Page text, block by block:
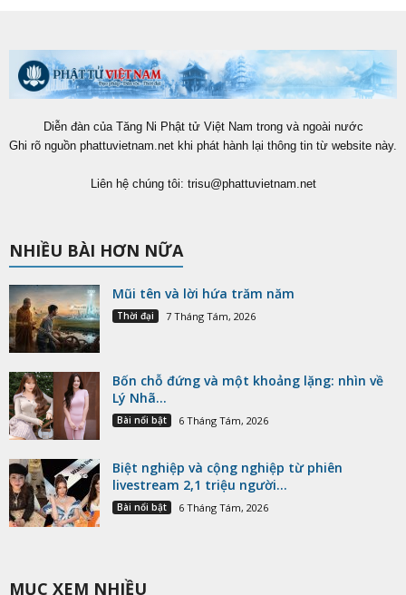
Diễn đàn của Tăng Ni Phật tử Việt Nam trong và ngoài nước
Ghi rõ nguồn phattuvietnam.net khi phát hành lại thông tin từ website này.
Liên hệ chúng tôi: trisu@phattuvietnam.net
NHIỀU BÀI HƠN NỮA
Mũi tên và lời hứa trăm năm
Thời đại 7 Tháng Tám, 2026
Bốn chỗ đứng và một khoảng lặng: nhìn về
Lý Nhã...
Bài nổi bật 6 Tháng Tám, 2026
Biệt nghiệp và cộng nghiệp từ phiên
livestream 2,1 triệu người...
Bài nổi bật 6 Tháng Tám, 2026
MỤC XEM NHIỀU